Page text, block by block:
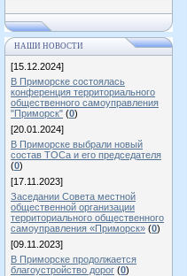
НАШИ НОВОСТИ
[15.12.2024]
В Приморске состоялась
конференция территориального
общественного самоуправления
"Приморск" (0)
[20.01.2024]
В Приморске выбрали новый
состав ТОСа и его председателя
(0)
[17.11.2023]
Заседании Совета местной
общественной организации
территориального общественного
самоуправления «Приморск» (0)
[09.11.2023]
В Приморске продолжается
благоустройство дорог (0)